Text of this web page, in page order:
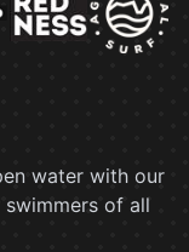
water with our
of all